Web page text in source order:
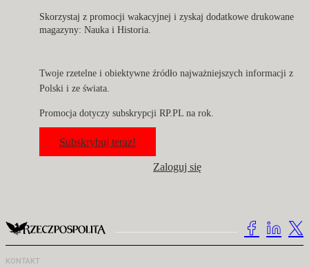
Skorzystaj z promocji wakacyjnej i zyskaj dodatkowe drukowane
magazyny: Nauka i Historia.
Twoje rzetelne i obiektywne źródło najważniejszych informacji z
Polski i ze świata.
Promocja dotyczy subskrypcji RP.PL na rok.
Subskrybuj teraz!
Zaloguj się
KONTAKT